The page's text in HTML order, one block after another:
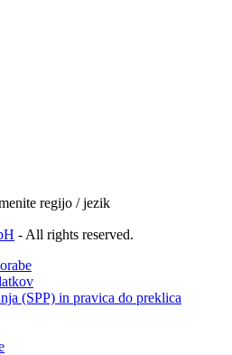
regijo / jezik
- All rights reserved.
(SPP) in pravica do preklica